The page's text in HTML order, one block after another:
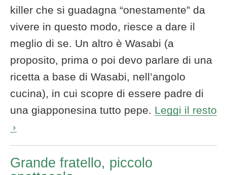
killer che si guadagna “onestamente” da
vivere in questo modo, riesce a dare il
meglio di se. Un altro è Wasabi (a
proposito, prima o poi devo parlare di una
ricetta a base di Wasabi, nell’angolo
cucina), in cui scopre di essere padre di
una giapponesina tutto pepe. Leggi il resto
Grande fratello, piccolo